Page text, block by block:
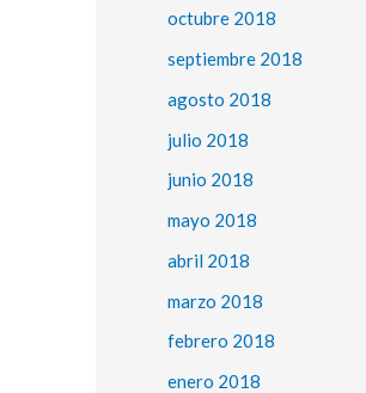
octubre 2018
septiembre 2018
agosto 2018
julio 2018
junio 2018
mayo 2018
abril 2018
marzo 2018
febrero 2018
enero 2018